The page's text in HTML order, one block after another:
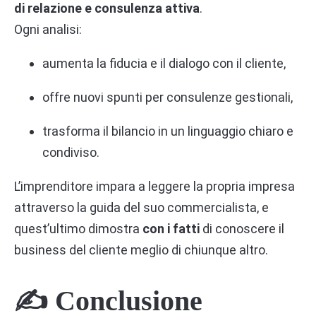
di relazione e consulenza attiva.
Ogni analisi:
aumenta la fiducia e il dialogo con il cliente,
offre nuovi spunti per consulenze gestionali,
trasforma il bilancio in un linguaggio chiaro e
condiviso.
L’imprenditore impara a leggere la propria impresa
attraverso la guida del suo commercialista, e
quest’ultimo dimostra con i fatti di conoscere il
business del cliente meglio di chiunque altro.
✍️ Conclusione